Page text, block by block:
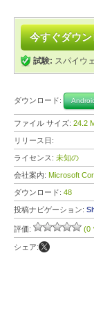
今すぐダウ
試験: スパイウ
ダウンロード:
ファイル サイズ: 24.2
リリース日:
ライセンス: 未知の
会社案内: Microsoft
ダウンロード: 48
投稿ナビゲーション:
評価: (0
シェア: